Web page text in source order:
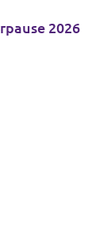
2026